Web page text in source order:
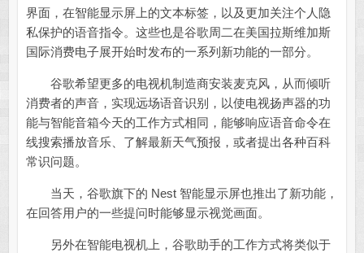
界面，在智能显示屏上的文本标签，以及更加关注个人隐
私保护的语音指令。这些也是谷歌周二在美国拉斯维加斯
国际消费电子展开始时发布的一系列新功能的一部分。
谷歌希望更多的电视机制造商安装麦克风，从而倾听
消费者的声音，实现远场语音识别，以使电视扬声器的功
能与智能音箱今天的工作方式相同，能够响应语音命令在
线搜索播放音乐、了解最新天气预报，或者提出各种百科
常识问题。
当天，谷歌旗下的 Nest 智能显示屏也推出了新功能，
在回答用户的一些提问时能够显示视觉画面。
另外在智能电视机上，谷歌助手的工作方式将类似于